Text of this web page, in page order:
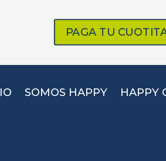
PAGA TU
SOMOS HAPPY HAPPY